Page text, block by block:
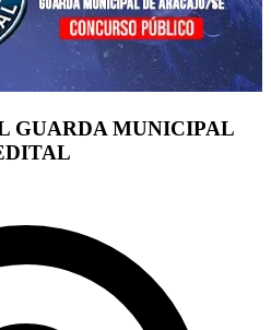
GUARDA MUNICIPAL